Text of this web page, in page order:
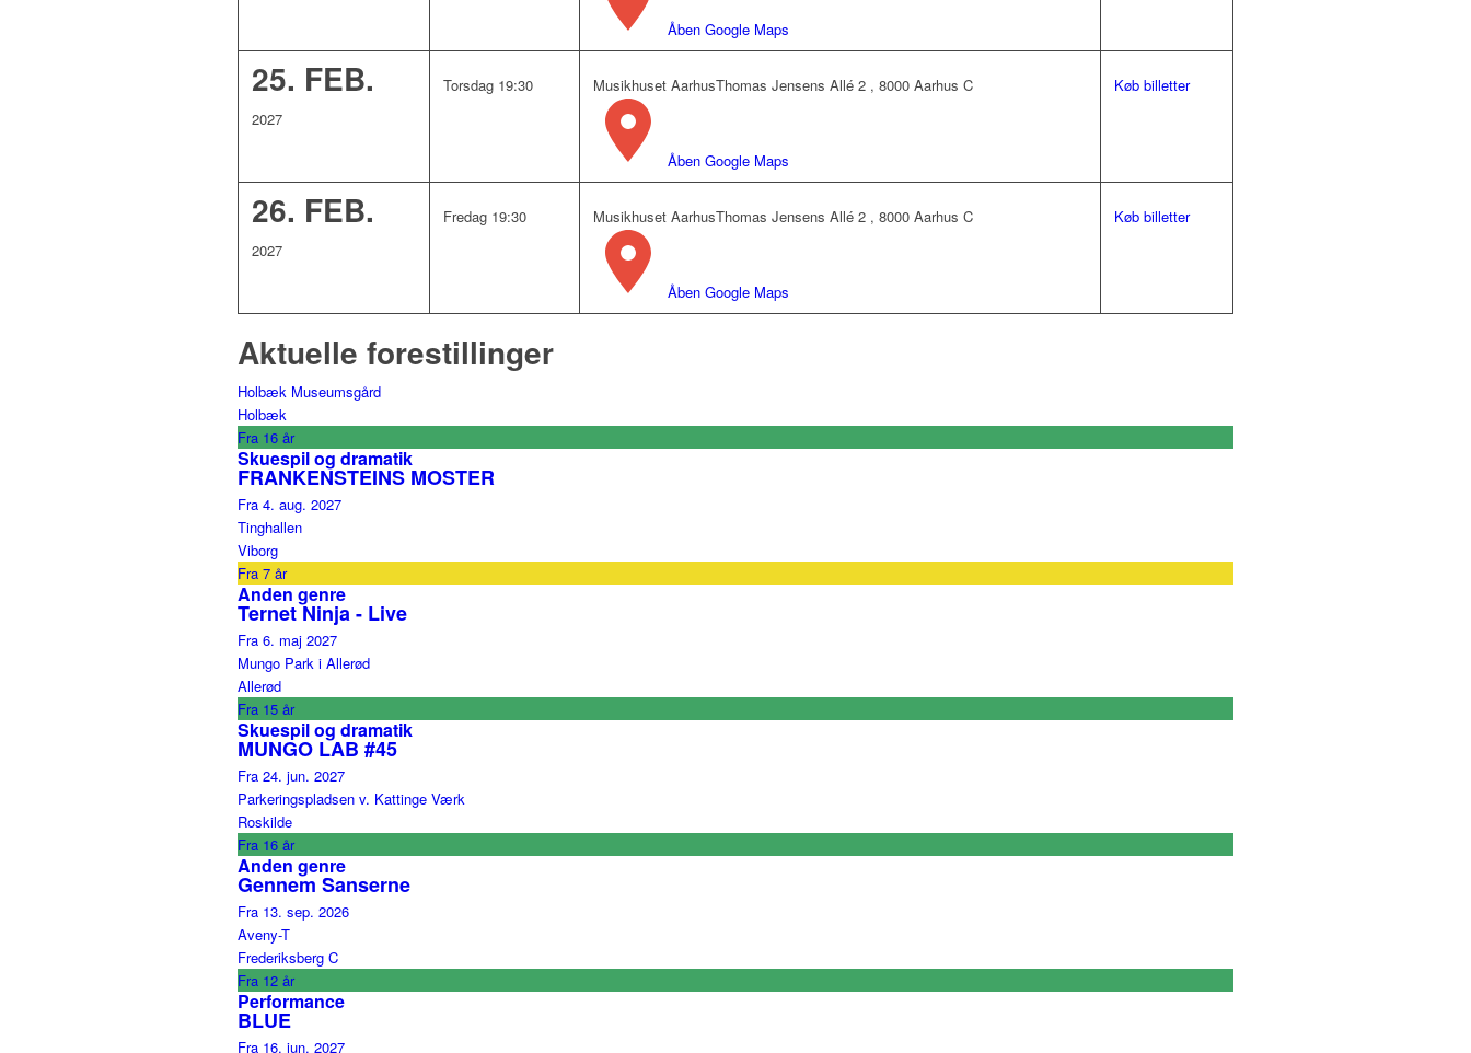
Åben Google Maps
25. FEB.
2027
Torsdag 19:30 Musikhuset AarhusThomas Jensens Allé 2 , 8000 Aarhus C
Åben Google Maps
Køb billetter
26. FEB.
2027
Fredag 19:30 Musikhuset AarhusThomas Jensens Allé 2 , 8000 Aarhus C
Åben Google Maps
Køb billetter
Aktuelle forestillinger
Holbæk Museumsgård
Holbæk
Fra 16 år
Skuespil og dramatik
FRANKENSTEINS MOSTER
Fra 4. aug. 2027
Tinghallen
Viborg
Fra 7 år
Anden genre
Ternet Ninja - Live
Fra 6. maj 2027
Mungo Park i Allerød
Allerød
Fra 15 år
Skuespil og dramatik
MUNGO LAB #45
Fra 24. jun. 2027
Parkeringspladsen v. Kattinge Værk
Roskilde
Fra 16 år
Anden genre
Gennem Sanserne
Fra 13. sep. 2026
Aveny-T
Frederiksberg C
Fra 12 år
Performance
BLUE
Fra 16. jun. 2027